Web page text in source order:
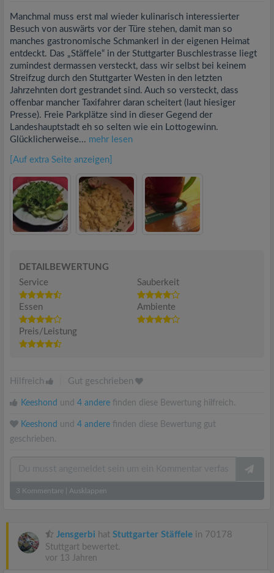
Manchmal muss erst mal wieder kulinarisch interessierter
Besuch von auswärts vor der Türe stehen, damit man so
manches gastronomische Schmankerl in der eigenen Heimat
entdeckt. Das „Stäffele“ in der Stuttgarter Buschlestrasse liegt
zumindest dermassen versteckt, dass wir selbst bei keinem
Streifzug durch den Stuttgarter Westen in den letzten
Jahrzehnten dort gestrandet sind. Auch so versteckt, dass
offenbar mancher Taxifahrer daran scheitert (laut hiesiger
Presse). Freie Parkplätze sind in dieser Gegend der
Landeshauptstadt eh so selten wie ein Lottogewinn.
Glücklicherweise... mehr lesen
[Auf extra Seite anzeigen]
DETAILBEWERTUNG
Service
Sauberkeit
Essen Ambiente
Preis/Leistung
Hilfreich Gut geschrieben
Keeshond und 4 andere finden diese Bewertung hilfreich.
Keeshond und 4 andere finden diese Bewertung gut
geschrieben.
3 Kommentare Ausklappen
Jensgerbi hat Stuttgarter Stäffele in 70178
Stuttgart bewertet.
vor 13 Jahren